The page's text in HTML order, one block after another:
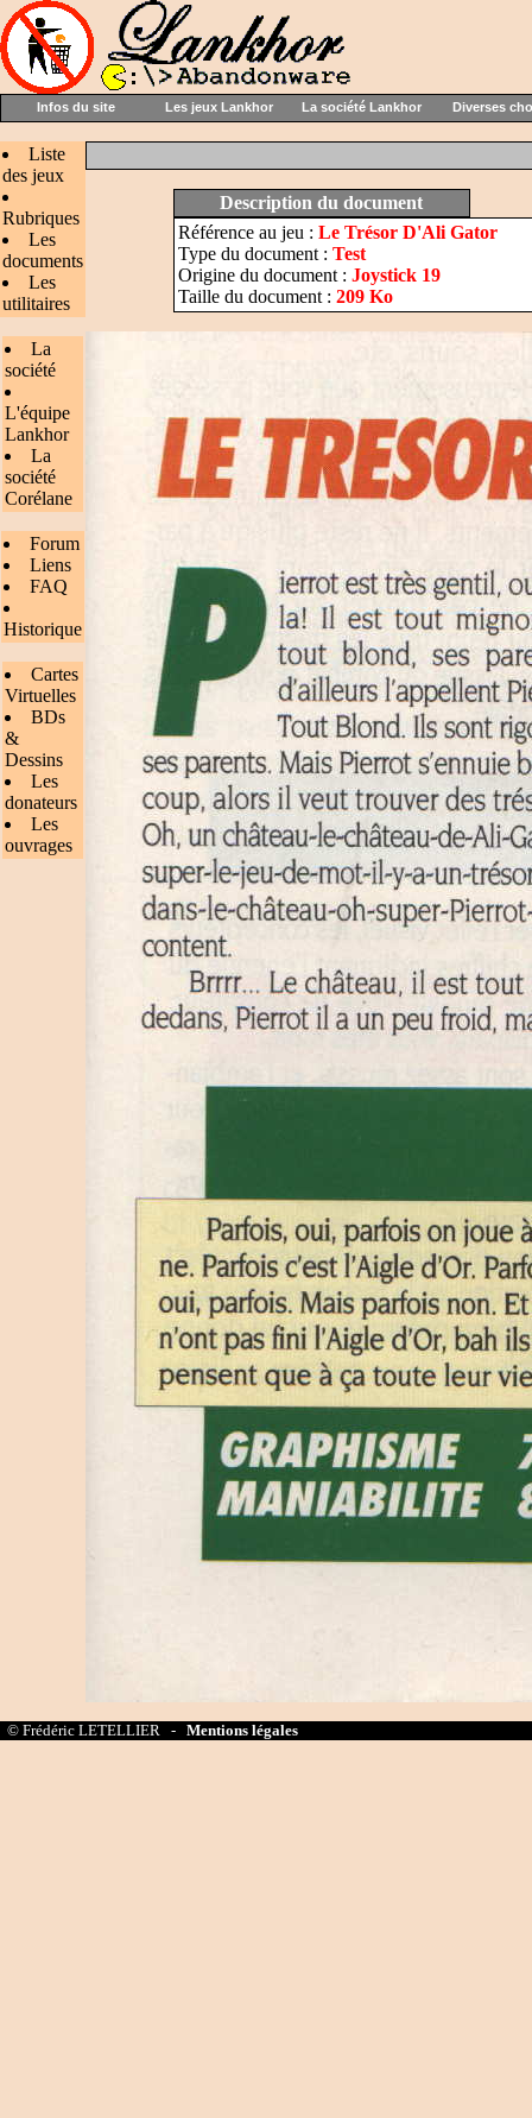
Infos du site Les jeux Lankhor La société Lankhor Diverses
Liste
des jeux
Rubriques
Les
documents
Les
utilitaires
La
société
L'équipe
Lankhor
La
société
Corélane
Forum
Liens
FAQ
Historique
Cartes
Virtuelles
BDs
&
Dessins
Les
donateurs
Les
ouvrages
Description du document
Référence au jeu : Le Trésor D'Ali Gator
Type du document : Test
Origine du document : Joystick 19
Taille du document : 209 Ko
© Frédéric LETELLIER - Mentions légales